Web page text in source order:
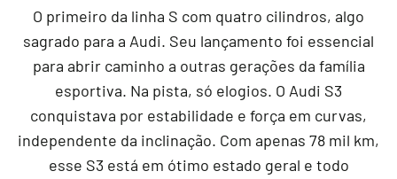
O primeiro da linha S com quatro cilindros, algo
sagrado para a Audi. Seu lançamento foi essencial
para abrir caminho a outras gerações da família
esportiva. Na pista, só elogios. O Audi S3
conquistava por estabilidade e força em curvas,
independente da inclinação. Com apenas 78 mil km,
esse S3 está em ótimo estado geral e todo